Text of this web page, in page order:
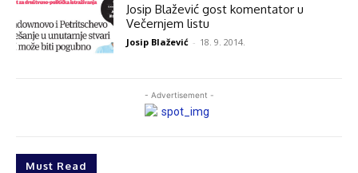
- Advertisement -
Must Read
Josip Blažević gost komentator u
Večernjem listu
Josip Blažević - 18. 9. 2014.